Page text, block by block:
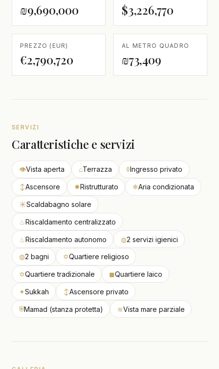
₪9,690,000 $3,226,770
PREZZO (EUR)
€2,790,720
AL METRO QUADRO
₪73,409
SERVIZI
Caratteristiche e servizi
👁Vista aperta ⌂Terrazza ◊Ingresso privato
↕Ascensore ✹Ristrutturato ❄Aria condizionata
☀Scaldabagno solare
♨Riscaldamento centralizzato
♨Riscaldamento autonomo ◍2 servizi igienici
◍2 bagni ✡Quartiere religioso
✡Quartiere tradizionale ◼Quartiere laico
✦Sukkah ↕Ascensore privato
⛨Mamad (stanza protetta) ≋Vista mare parziale